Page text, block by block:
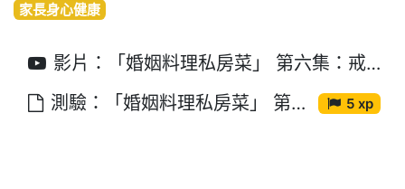
家長身心健康
影片：「婚姻料理私房菜」 第六集：戒口寡
測驗：「婚姻料理私房菜」 第六集：戒口寡
5 xp